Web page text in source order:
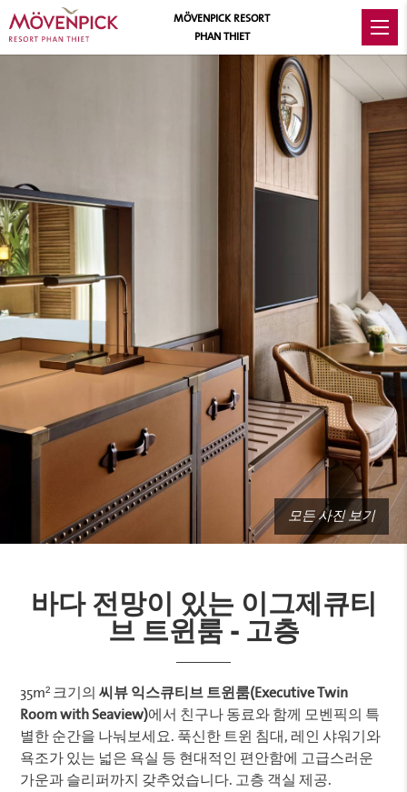
모든 사진 보기
바다 전망이 있는 이그제큐티
브 트윈룸 - 고층
35m² 크기의씨뷰 익스큐티브 트윈룸(Executive Twin
Room with Seaview)에서 친구나 동료와 함께 모벤픽의 특
별한 순간을 나눠보세요. 푹신한 트윈 침대, 레인 샤워기와
욕조가 있는 넓은 욕실 등 현대적인 편안함에 고급스러운
가운과 슬리퍼까지 갖추었습니다. 고층 객실 제공.
MÖVENPICK RESORT
PHAN THIET